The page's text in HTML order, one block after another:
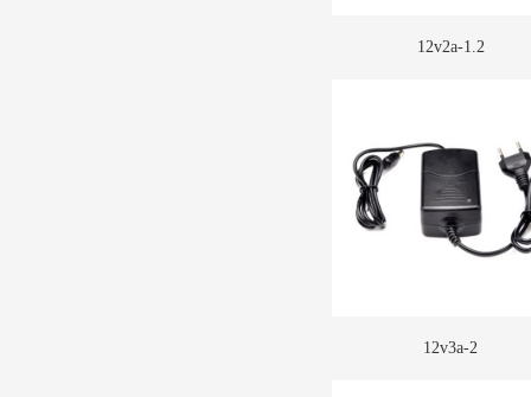
12v2a-1.2
12v3a-2